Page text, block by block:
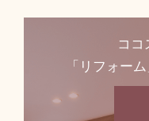
ココ
「リフォー